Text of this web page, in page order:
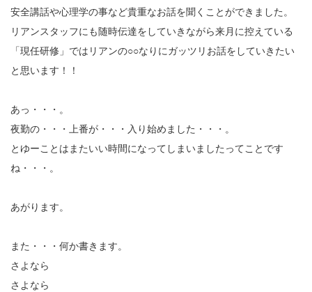
安全講話や心理学の事など貴重なお話を聞くことができました。
リアンスタッフにも随時伝達をしていきながら来月に控えている
「現任研修」ではリアンの○○なりにガッツリお話をしていきたい
と思います！！
あっ・・・。
夜勤の・・・上番が・・・入り始めました・・・。
とゆーことはまたいい時間になってしまいましたってことです
ね・・・。
あがります。
また・・・何か書きます。
さよなら
さよなら